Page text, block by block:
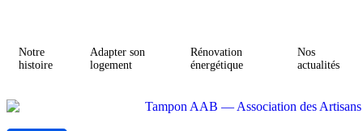
Notre
histoire
Adapter son
logement
Rénovation
énergétique
Nos
actualités